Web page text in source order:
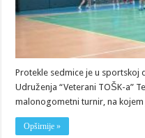
Protekle sedmice je u sportskoj
Udruženja “Veterani TOŠK-a”
malonogometni turnir, na kojem
Opširnije »